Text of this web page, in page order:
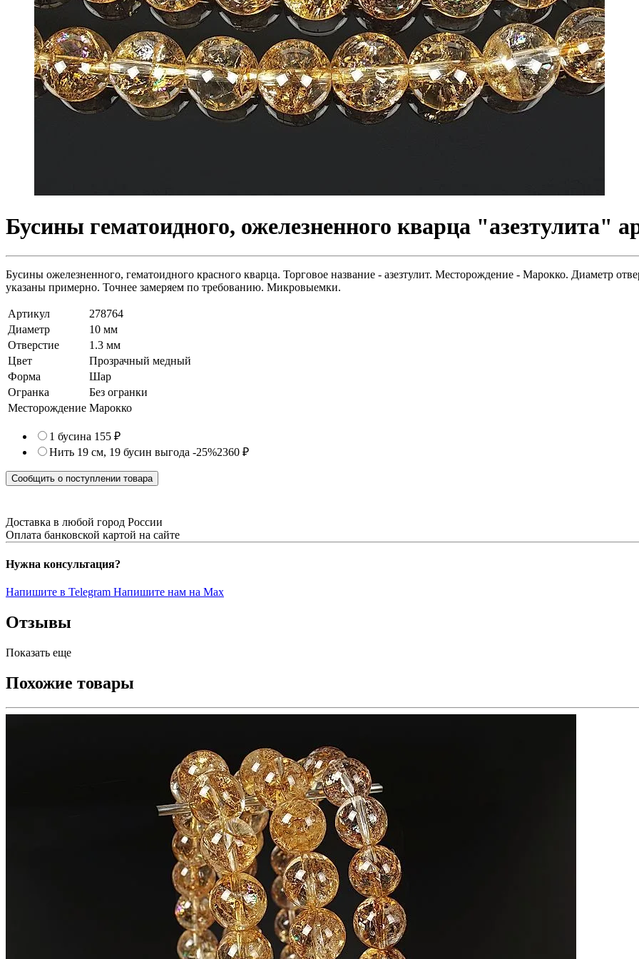
Бусины гематоидного, ожелезненного кварца "азезтулита"
Бусины ожелезненного, гематоидного красного кварца. Торговое название - азезтулит. Месторождение - Марокко. Диаметр
указаны примерно. Точнее замеряем по требованию. Микровыемки.
Артикул
278764
Диаметр
10 мм
Отверстие
1.3 мм
Цвет
Прозрачный медный
Форма
Шар
Огранка
Без огранки
Месторождение Марокко
1 бусина 155 ₽
Нить 19 см, 19 бусин выгода -25%2360 ₽
Сообщить о поступлении товара
Доставка в любой город России
Оплата банковской картой на сайте
Нужна консультация?
Напишите в Telegram Напишите нам на Max
Отзывы
Показать еще
Похожие товары